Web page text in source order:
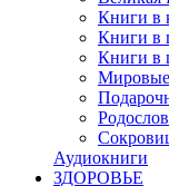
Книги в
Книги в
Книги в
Аудиокниги
ЗДОРОВЬЕ